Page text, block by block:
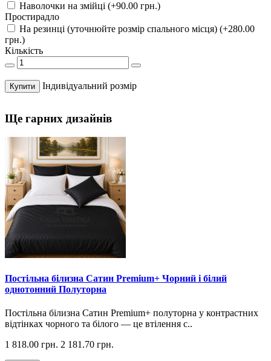
Наволочки на змійці (+90.00 грн.)
Простирадло
На резинці (уточнюйте розмір спального місця) (+280.00
грн.)
Кількість
Купити Індивідуальний розмір
Ще гарних дизайнів
Постільна білизна Сатин Premium+ Чорний і білий
однотонний Полуторна
Постільна білизна Сатин Premium+ полуторна у контрастних
відтінках чорного та білого — це втілення с..
1 818.00 грн. 2 181.70 грн.